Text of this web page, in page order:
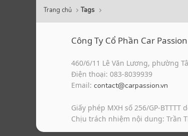
Trang chủ Tags
Công Ty Cổ Phần Car Passion
460/6/11 Lê Văn Lương, phường
Điện thoại: 083-8039939
Email: contact@carpassion.vn
Giấy phép MXH số 256/GP-BTTTT
Chịu trách nhiệm nội dung: Trần